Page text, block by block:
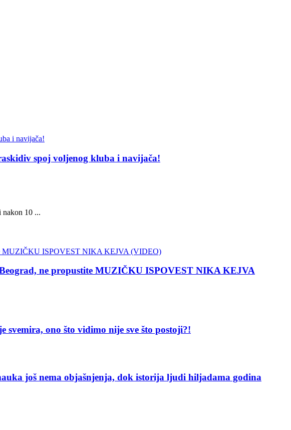
spoj voljenog kluba i navijača!
nakon 10 ...
ne propustite MUZIČKU ISPOVEST NIKA KEJVA
ono što vidimo nije sve što postoji?!
još nema objašnjenja, dok istorija ljudi hiljadama godina